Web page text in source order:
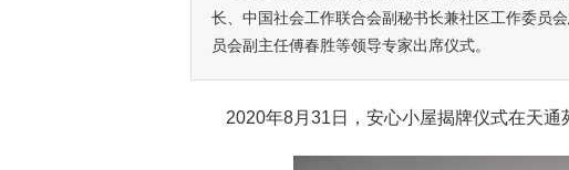
长、中国社会工作联合会副秘书长兼社区工作委员
员会副主任傅春胜等领导专家出席仪式。
2020年8月31日，安心小屋揭牌仪式在天通